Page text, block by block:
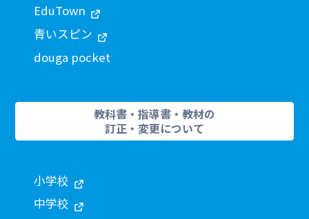
EduTown
青いスピン
douga pocket
教科書・指導書・教材の
訂正・変更について
小学校
中学校